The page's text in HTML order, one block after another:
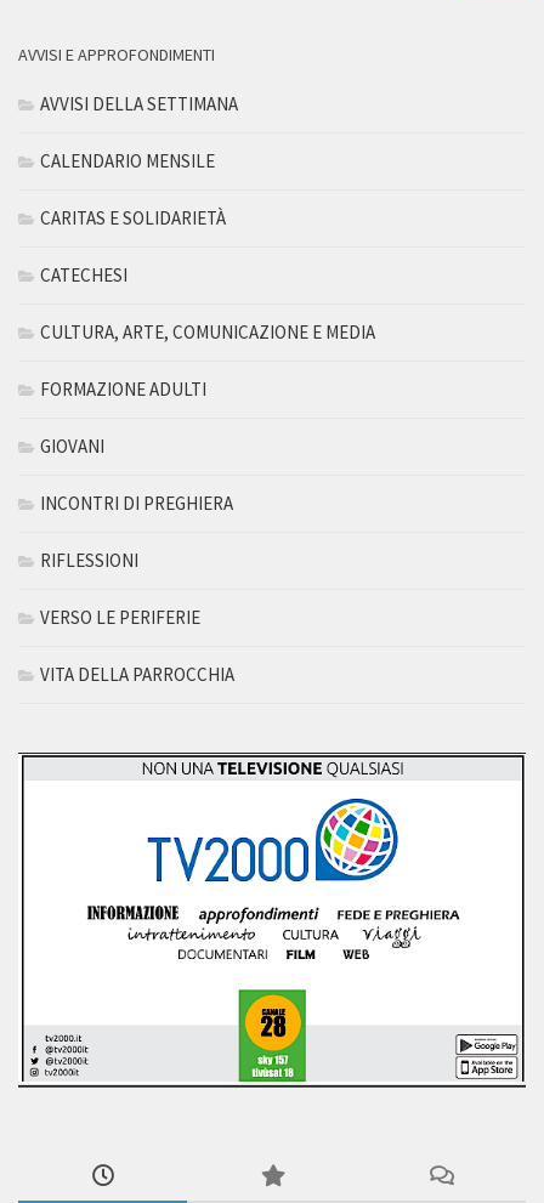
AVVISI E APPROFONDIMENTI
AVVISI DELLA SETTIMANA
CALENDARIO MENSILE
CARITAS E SOLIDARIETÀ
CATECHESI
CULTURA, ARTE, COMUNICAZIONE E MEDIA
FORMAZIONE ADULTI
GIOVANI
INCONTRI DI PREGHIERA
RIFLESSIONI
VERSO LE PERIFERIE
VITA DELLA PARROCCHIA